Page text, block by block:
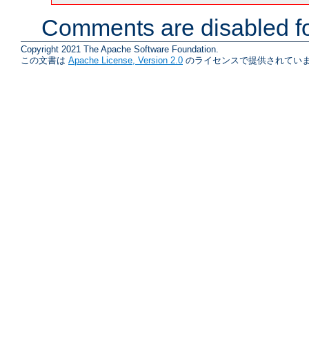
Comments are disabled
Copyright 2021 The Apache Software Foundation.
この文書は Apache License, Version 2.0 のライセンスで提供されてい